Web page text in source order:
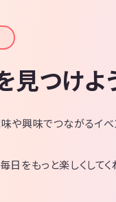
見つけよ
や興味でつながるイベ
日をもっと楽しくしてく